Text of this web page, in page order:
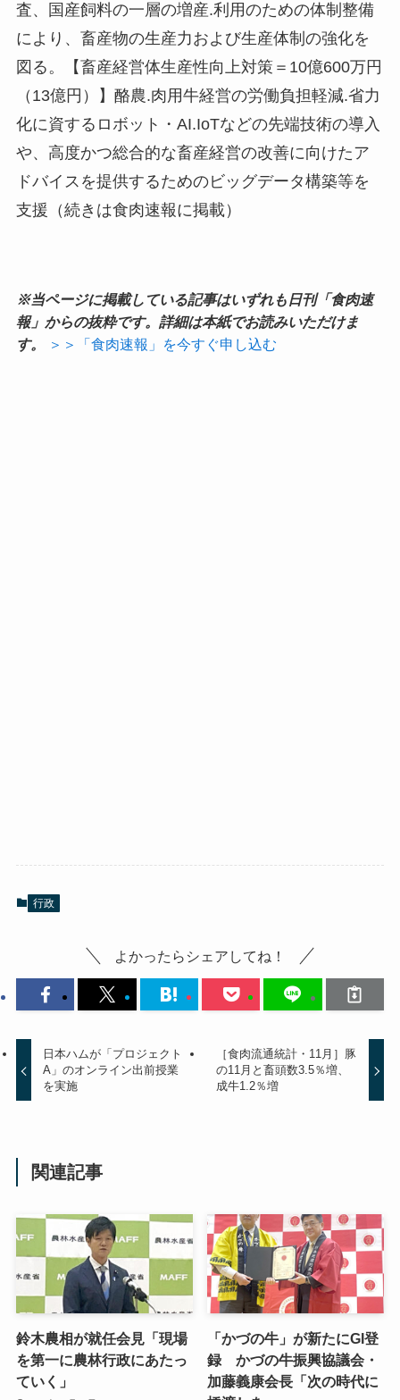
査、国産飼料の一層の増産.利用のための体制整備
により、畜産物の生産力および生産体制の強化を
図る。【畜産経営体生産性向上対策＝10億600万円
（13億円）】酪農.肉用牛経営の労働負担軽減.省力
化に資するロボット・AI.IoTなどの先端技術の導入
や、高度かつ総合的な畜産経営の改善に向けたア
ドバイスを提供するためのビッグデータ構築等を
支援（続きは食肉速報に掲載）
※当ページに掲載している記事はいずれも日刊「食肉速
報」からの抜粋です。詳細は本紙でお読みいただけま
す。
＞＞「食肉速報」を今すぐ申し込む
行政
よかったらシェアしてね！
日本ハムが「プロジェクト
A」のオンライン出前授業
を実施
［食肉流通統計・11月］豚
の11月と畜頭数3.5％増、
成牛1.2％増
関連記事
鈴木農相が就任会見「現場
を第一に農林行政にあたっ
ていく」
「かづの牛」が新たにGI登
録 かづの牛振興協議会・
加藤義康会長「次の時代に